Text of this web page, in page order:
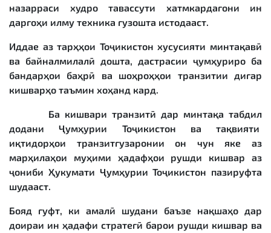
назарраси худро тавассути хатмкардагони ин
даргоҳи илму техника гузошта истодааст.
Иддае аз тарҳҳои Тоҷикистон хусусияти минтақавӣ
ва байналмилалӣ дошта, дастрасии ҷумҳуриро ба
бандарҳои баҳрӣ ва шоҳроҳҳои транзитии дигар
кишварҳо таъмин хоҳанд кард.
Ба кишвари транзитӣ дар минтақа табдил
додани Ҷумҳурии Тоҷикистон ва тақвияти
иқтидорҳои транзитгузаронии он чун яке аз
марҳилаҳои муҳими ҳадафҳои рушди кишвар аз
ҷониби Ҳукумати Ҷумҳурии Тоҷикистон пазируфта
шудааст.
Бояд гуфт, ки амалӣ шудани баъзе нақшаҳо дар
доираи ин ҳадафи стратегӣ барои рушди кишвар ва